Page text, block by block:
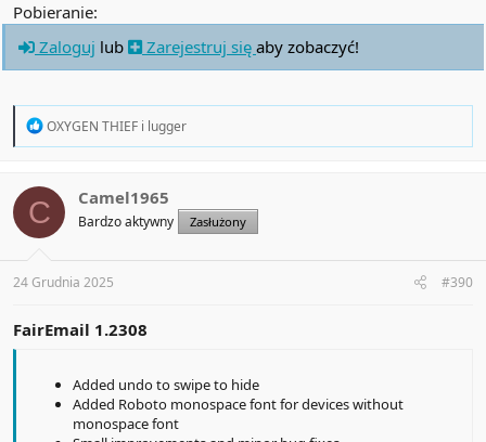
Pobieranie:
Zaloguj lub Zarejestruj się aby zobaczyć!
R
t
i
o
s
:
OXYGEN THIEF i lugger
C Camel1965
Bardzo aktywny Zasłużony
24 Grudnia 2025 #390
FairEmail 1.2308
Added undo to swipe to hide
Added Roboto monospace font for devices without
monospace font